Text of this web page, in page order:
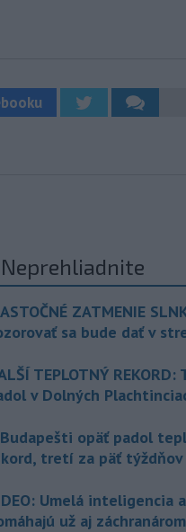
Neprehliadnite
ZATMENIE
sa bude dať v
TEPLOTNÝ
v Dolných
opäť padol
tretí za päť týždňov
Umelá inteligencia
už aj záchranárom